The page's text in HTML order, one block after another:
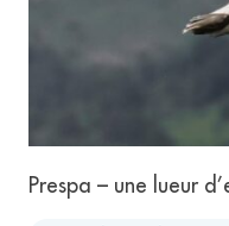
Prespa – une lueur